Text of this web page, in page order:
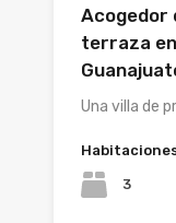
Acogedor
terraza en
Una villa de
3